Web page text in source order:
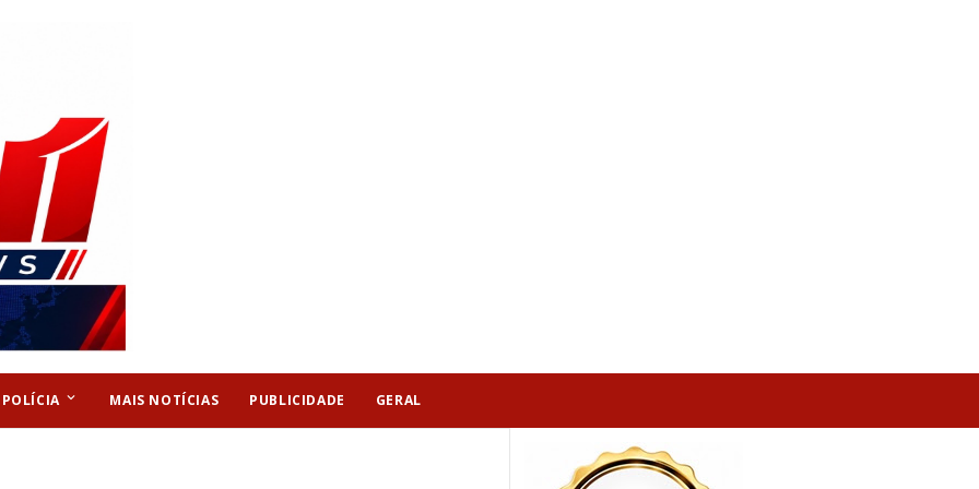
POLÍCIA keyboard_arrow_down MAIS NOTÍCIAS PUBLICIDADE GERAL